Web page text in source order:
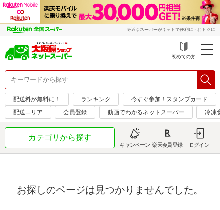
身近なスーパーがネットで便利に・おトクに
初めての方
配送料が無料に！ ランキング
今すぐ参加！スタンプカード
配送エリア
会員登録 動画でわかるネットスーパー 冷凍
カテゴリから探す
キャンペーン 楽天会員登録 ログイン
お探しのページは見つかりませんでした。